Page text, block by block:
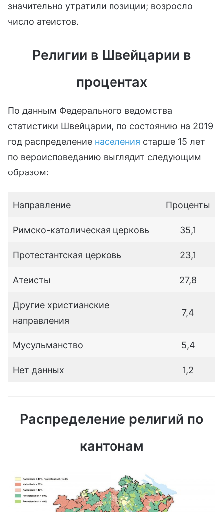
значительно утратили позиции; возросло
число атеистов.
Религии в Швейцарии в
процентах
По данным Федерального ведомства
статистики Швейцарии, по состоянию на 2019
год распределение населения старше 15 лет
по вероисповеданию выглядит следующим
образом:
Направление Проценты
Римско-католическая церковь 35,1
Протестантская церковь 23,1
Атеисты 27,8
Другие христианские
направления
7,4
Мусульманство 5,4
Нет данных 1,2
Распределение религий по
кантонам